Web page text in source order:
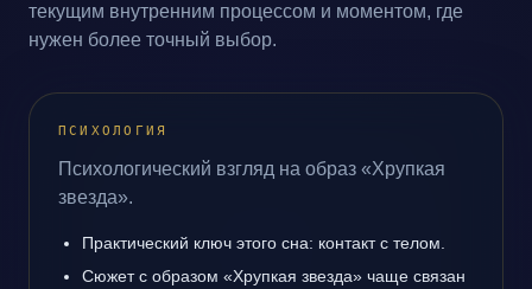
текущим внутренним процессом и моментом, где
нужен более точный выбор.
ПСИХОЛОГИЯ
Психологический взгляд на образ «Хрупкая
звезда».
Практический ключ этого сна: контакт с телом.
Сюжет с образом «Хрупкая звезда» чаще связан